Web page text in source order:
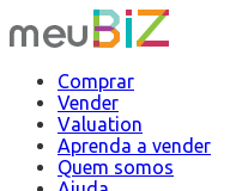
Comprar
Vender
Valuation
Aprenda a vender
Quem somos